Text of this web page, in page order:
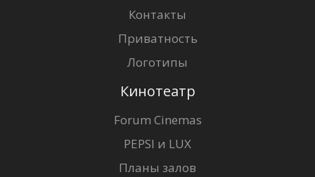
Контакты
Приватность
Логотипы
Кинотеатр
Forum Cinemas
PEPSI и LUX
Планы залов